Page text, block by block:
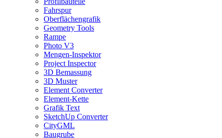
Fahrspur
Oberflächengrafik
Geometry Tools
Rampe
Photo V3
Mengen-Inspektor
Project Inspector
3D Bemassung
3D Muster
Element Converter
Element-Kette
Grafik Text
SketchUp Converter
CityGML
Baugrube